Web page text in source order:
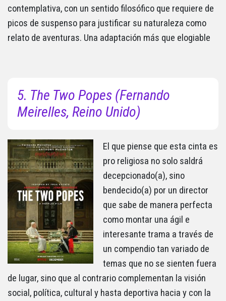
contemplativa, con un sentido filosófico que requiere de
picos de suspenso para justificar su naturaleza como
relato de aventuras. Una adaptación más que elogiable
5. The Two Popes (Fernando
Meirelles, Reino Unido)
El que piense que esta cinta es
pro religiosa no solo saldrá
decepcionado(a), sino
bendecido(a) por un director
que sabe de manera perfecta
como montar una ágil e
interesante trama a través de
un compendio tan variado de
temas que no se sienten fuera
de lugar, sino que al contrario complementan la visión
social, política, cultural y hasta deportiva hacia y con la